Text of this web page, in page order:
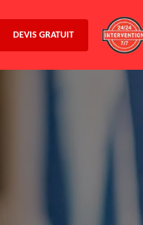
DEVIS GRATUIT